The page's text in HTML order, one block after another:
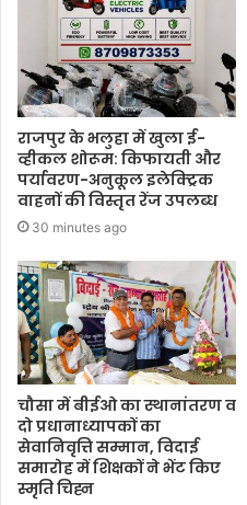
राजपुर के भलुहा में खुला ई-
व्हीकल शोरूम: किफायती और
पर्यावरण-अनुकूल इलेक्ट्रिक
वाहनों की विस्तृत रेंज उपलब्ध
30 minutes ago
चौसा में बीईओ का स्थानांतरण व
दो प्रधानाध्यापकों का
सेवानिवृत्ति सम्मान, विदाई
समारोह में शिक्षकों ने भेंट किए
स्मृति चिह्न